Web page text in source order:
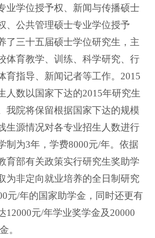
业学位授予权、新闻与传播硕士
、公共管理硕士专业学位授予
了三十五届硕士学位研究生，主
体育教学、训练、科学研究、行
育指导、新闻记者等工作。2015
人数以国家下达的2015年研究生
我院将保留根据国家下达的规模
生源情况对各专业招生人数进行
制为3年，学费8000元/年。依据
育部有关政策实行研究生奖助学
为非定向就业培养的全日制研究
元/年的国家助学金，同时还更有
12000元/年学业奖学金及20000
。